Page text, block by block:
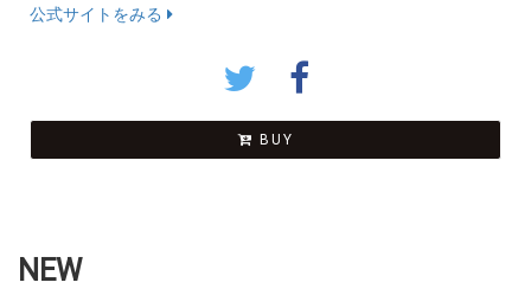
公式サイトをみる
BUY
NEW